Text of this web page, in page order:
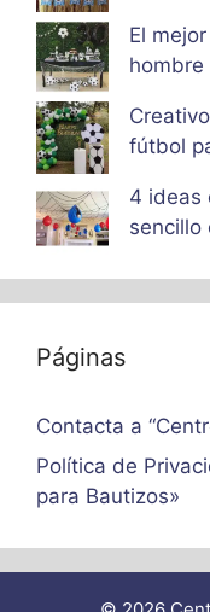
El
fútbol
4 ideas
sencillo
Páginas
Contacta a
Política de
para Bautizos»